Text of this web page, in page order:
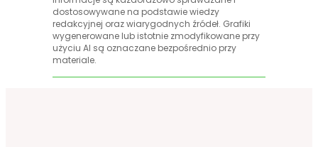
dostosowywane na podstawie wiedzy
redakcyjnej oraz wiarygodnych źródeł. Grafiki
wygenerowane lub istotnie zmodyfikowane przy
użyciu AI są oznaczane bezpośrednio przy
materiale.